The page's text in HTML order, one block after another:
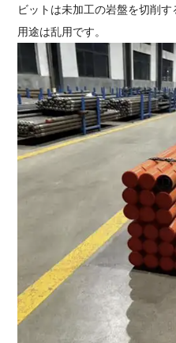
ビットは未加工の岩盤を切削
用途は乱用です。